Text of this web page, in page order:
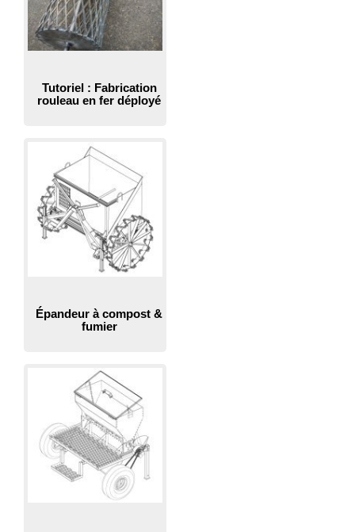
Tutoriel : Fabrication
rouleau en fer déployé
Épandeur à compost &
fumier